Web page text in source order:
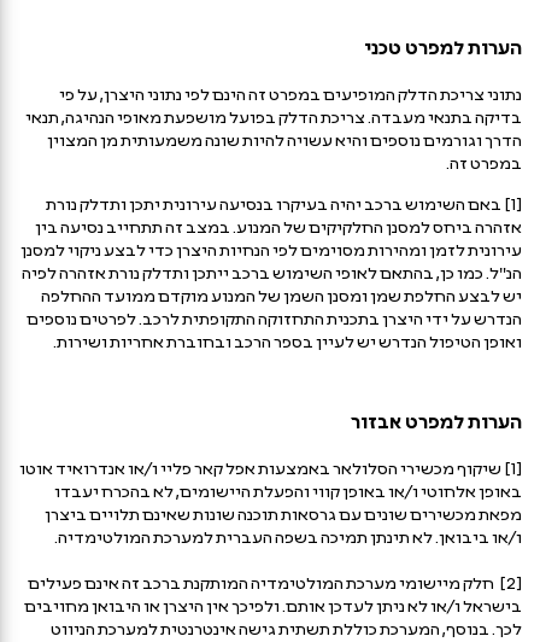
הערות למפרט טכני
נתוני צריכת הדלק המופיעים במפרט זה הינם לפי נתוני היצרן, על פי
בדיקה בתנאי מעבדה. צריכת הדלק בפועל מושפעת מאופי הנהיגה, תנאי
הדרך וגורמים נוספים והיא עשויה להיות שונה משמעותית מן המצוין
במפרט זה.
[1] באם השימוש ברכב יהיה בעיקרו בנסיעה עירונית יתכן ותדלק נורת
אזהרה ביחס למסנן החלקיקים של המנוע. במצב זה תתחייב נסיעה בין
עירונית לזמן ומהירות מסוימים לפי הנחיות היצרן כדי לבצע ניקוי למסנן
הנ"ל. כמו כן, בהתאם לאופי השימוש ברכב ייתכן ותדלק נורת אזהרה לפיה
יש לבצע החלפת שמן ומסנן השמן של המנוע מוקדם ממועד ההחלפה
הנדרש על ידי היצרן בתכנית התחזוקה התקופתית לרכב. לפרטים נוספים
ואופן הטיפול הנדרש יש לעיין בספר הרכב ובחוברת אחריות ושירות.
הערות למפרט אבזור
[1] שיקוף מכשירי הסלולאר באמצעות אפל קאר פליי ו/או אנדרואיד אוטו
באופן אלחוטי ו/או באופן קווי והפעלת היישומים, לא בהכרח יעבדו
מפאת מכשירים שונים עם גרסאות תוכנה שונות שאינם תלויים ביצרן
ו/או ביבואן. לא תינתן תמיכה בשפה העברית למערכת המולטימדיה.
[2] חלק מיישומי מערכת המולטימדיה המותקנת ברכב זה אינם פעילים
בישראל ו/או לא ניתן לעדכן אותם. ולפיכך אין היצרן או היבואן מחויבים
לכך. בנוסף, המערכת כוללת תשתית גישה אינטרנטית למערכת הניווט